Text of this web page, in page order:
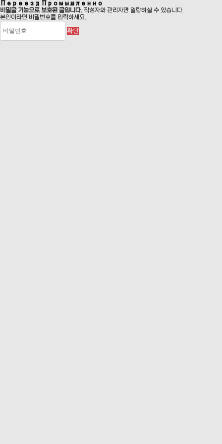
Переезд Промышленно
비밀글 기능으로 보호된 글입니다. 작성자와 관리자만 열람하실 수 있습니다.
본인이라면 비밀번호를 입력하세요.